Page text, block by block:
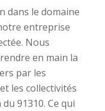
dans le domaine
entreprise
Nous
en main la
par les
les collectivités
91310. Ce qui